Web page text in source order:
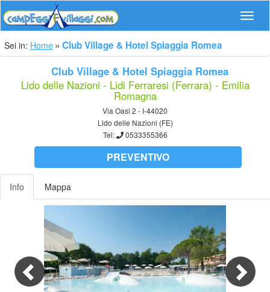
Sei in: Home Club Village & Hotel Spiaggia Romea
Club Village & Hotel Spiaggia Romea
Lido delle Nazioni - Lidi Ferraresi (Ferrara) - Emilia
Romagna
Via Oasi 2 - I-44020
Lido delle Nazioni (FE)
Tel:
0533355366
PREVENTIVO
Info Mappa